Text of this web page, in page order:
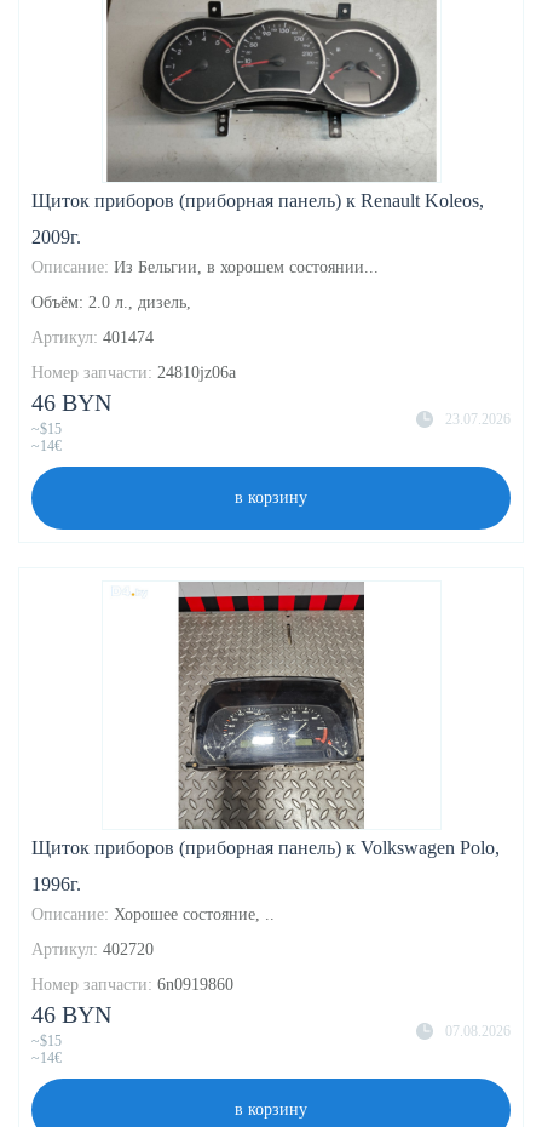
Щиток приборов (приборная панель) к Renault Koleos,
2009г.
Описание: Из Бельгии, в хорошем состоянии...
Объём: 2.0 л., дизель,
Артикул: 401474
Номер запчасти: 24810jz06a
23.07.2026
46 BYN
~$15
~14€
в корзину
Щиток приборов (приборная панель) к Volkswagen Polo,
1996г.
Описание: Хорошее состояние, ..
Артикул: 402720
Номер запчасти: 6n0919860
07.08.2026
46 BYN
~$15
~14€
в корзину